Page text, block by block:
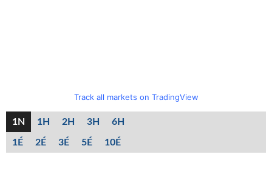
Track all markets on TradingView
1N 1H 2H 3H 6H
1É 2É 3É 5É 10É